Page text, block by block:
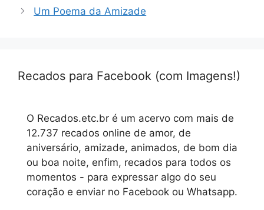
Um Poema da Amizade
Recados para Facebook (com Imagens!)
O Recados.etc.br é um acervo com mais de
12.737 recados online de amor, de
aniversário, amizade, animados, de bom dia
ou boa noite, enfim, recados para todos os
momentos - para expressar algo do seu
coração e enviar no Facebook ou Whatsapp.